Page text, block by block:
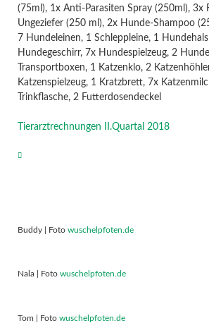
(75ml), 1x Anti-Parasiten Spray (250ml), 3x
Ungeziefer (250 ml), 2x Hunde-Shampoo
7 Hundeleinen, 1 Schleppleine, 1
Hundegeschirr, 7x Hundespielzeug, 2
Transportboxen, 1 Katzenklo, 2
Katzenspielzeug, 1 Kratzbrett, 7x
Trinkflasche, 2 Futterdosendeckel
Tierarztrechnungen II.Quartal 2018
Buddy | Foto wuschelpfoten.de
Nala | Foto wuschelpfoten.de
Tom | Foto wuschelpfoten.de